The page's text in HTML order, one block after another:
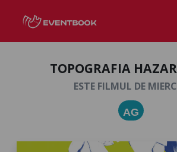
TOPOGRAFIA
ESTE FILMUL DE
AG